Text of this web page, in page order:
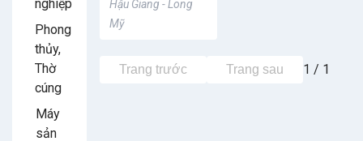
Hậu Giang - Long
Mỹ
Trang trước Trang sau 1 / 1
nghiệp
Phong
thủy,
Thờ
cúng
Máy
sản